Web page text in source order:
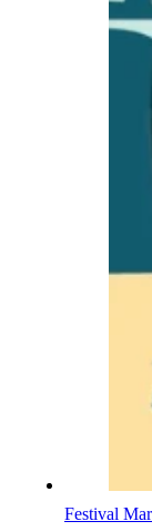
Festival